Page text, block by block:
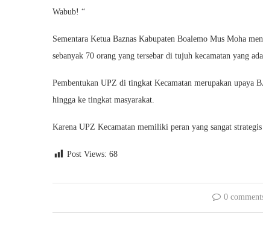
Wabub! “
Sementara Ketua Baznas Kabupaten Boalemo Mus Moha
sebanyak 70 orang yang tersebar di tujuh kecamatan yang
Pembentukan UPZ di tingkat Kecamatan merupakan upaya
hingga ke tingkat masyarakat.
Karena UPZ Kecamatan memiliki peran yang sangat
Post Views: 68
0